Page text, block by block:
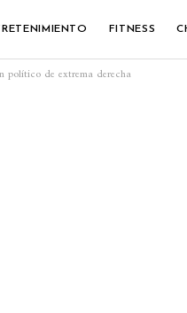
FITNESS
político de extrema derecha